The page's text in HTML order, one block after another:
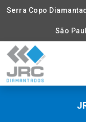
Serra Copo
São